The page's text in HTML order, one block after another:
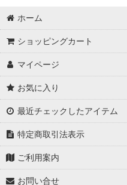
ホーム
ショッピングカート
マイページ
お気に入り
最近チェックしたアイテム
特定商取引法表示
ご利用案内
お問い合せ